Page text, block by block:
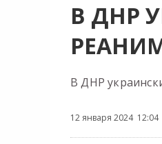
В ДНР
В ДНР
12 января 2024 12:04